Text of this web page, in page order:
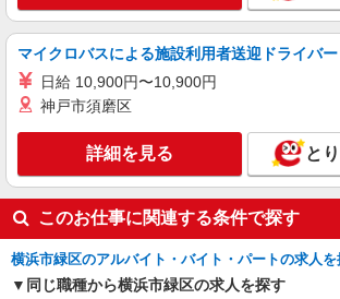
マイクロバスによる施設利用者送迎ドライバー
日給 10,900円〜10,900円
神戸市須磨区
詳細を見る と
このお仕事に関連する条件で探す
横浜市緑区のアルバイト・バイト・パートの求人を
同じ職種から横浜市緑区の求人を探す